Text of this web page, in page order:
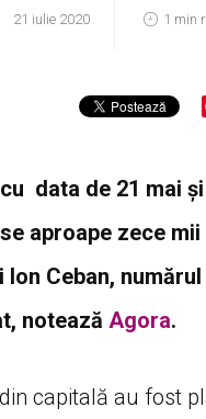
21 iulie 2020 1 min
data de 21 mai
aproape zece
Ion Ceban,
notează Agora.
capitală au fost